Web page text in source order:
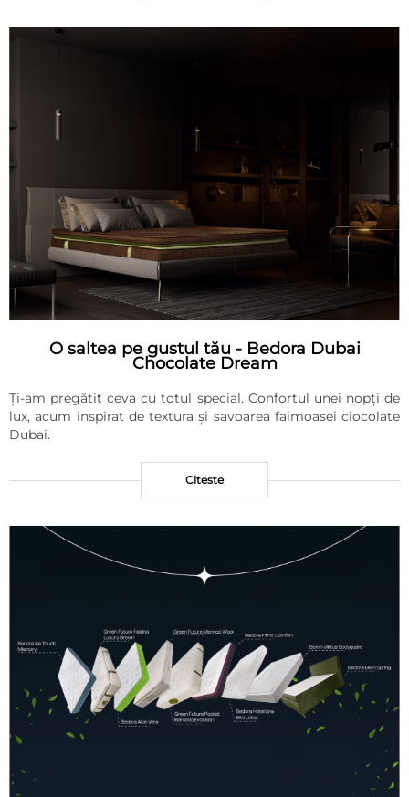
O saltea pe gustul tău - Bedora Dubai
Chocolate Dream
Ți-am pregătit ceva cu totul special. Confortul unei nopți de
lux, acum inspirat de textura și savoarea faimoasei ciocolate
Dubai.
Citeste